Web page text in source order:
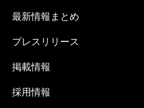
最新情報まとめ
プレスリリース
掲載情報
採用情報